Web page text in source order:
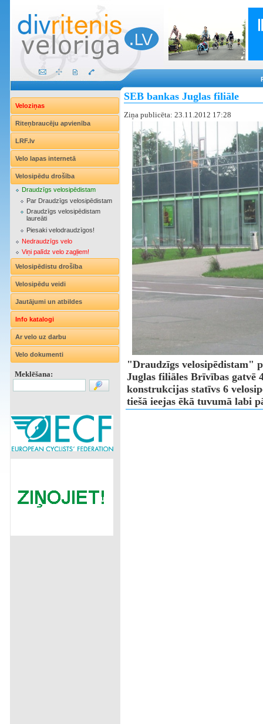
Veloziņas
Riteņbraucēju apvienība
LRF.lv
Velo lapas internetā
Velosipēdu drošība
Draudzīgs velosipēdistam
Par Draudzīgs velosipēdistam
Draudzīgs velosipēdistam
laureāti
Piesaki velodraudzīgos!
Nedraudzīgs velo
Viņi palīdz velo zagļiem!
Velosipēdistu drošība
Velosipēdu veidi
Jautājumi un atbildes
Info katalogi
Ar velo uz darbu
Velo dokumenti
Meklēšana:
SEB bankas Juglas filiāle
Ziņa publicēta: 23.11.2012 17:28
"Draudzīgs velosipēdistam"
Juglas filiāles Brīvības gatvē
konstrukcijas statīvs 6
tiešā ieejas ēkā tuvumā labi